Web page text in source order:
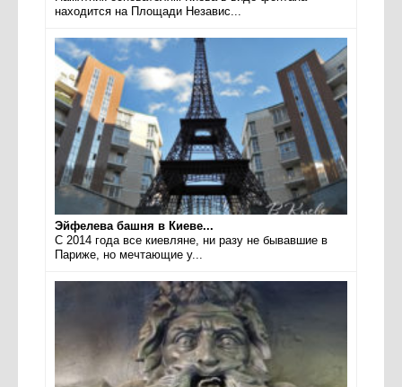
находится на Площади Независ...
Эйфелева башня в Киеве...
С 2014 года все киевляне, ни разу не бывавшие в
Париже, но мечтающие у...